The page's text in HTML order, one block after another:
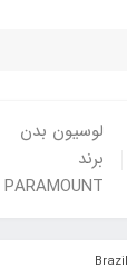
لوسیون بدن
برند
PARAMOUNT